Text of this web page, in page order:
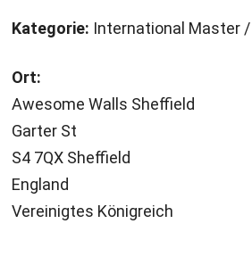
Kategorie: International Master
Ort:
Awesome Walls Sheffield
Garter St
S4 7QX Sheffield
England
Vereinigtes Königreich